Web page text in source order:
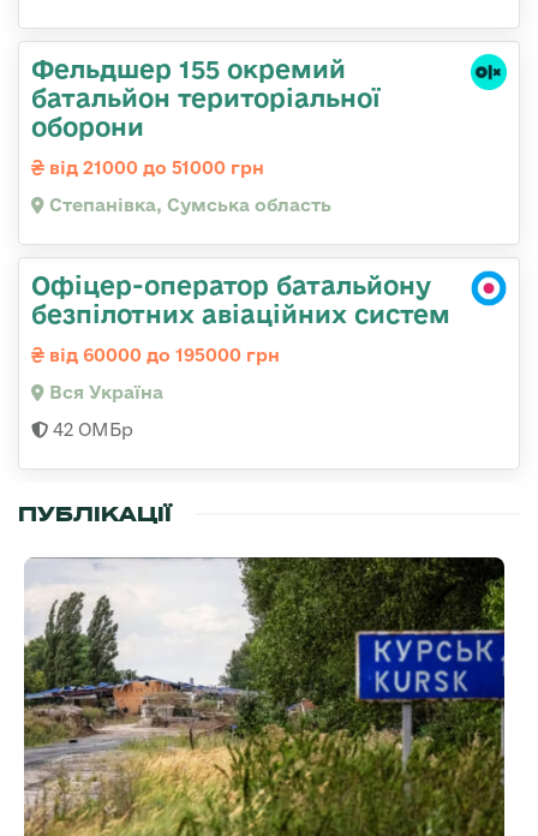
Фельдшер 155 окремий
батальйон територіальної
оборони
від 21000 до 51000 грн
Степанівка, Сумська область
Офіцер-оператор батальйону
безпілотних авіаційних систем
від 60000 до 195000 грн
Вся Україна
42 ОМБр
ПУБЛІКАЦІЇ